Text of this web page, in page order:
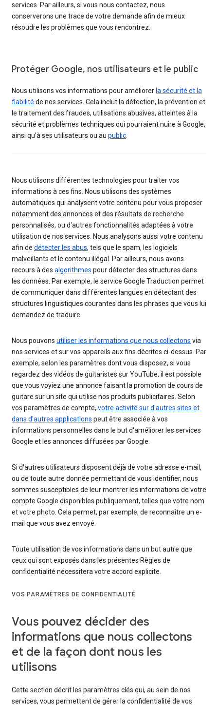
services. Par ailleurs, si vous nous contactez, nous
conserverons une trace de votre demande afin de mieux
résoudre les problèmes que vous rencontrez.
Protéger Google, nos utilisateurs et le public
Nous utilisons vos informations pour améliorer la sécurité et la
fiabilité de nos services. Cela inclut la détection, la prévention et
le traitement des fraudes, utilisations abusives, atteintes à la
sécurité et problèmes techniques qui pourraient nuire à Google,
ainsi qu'à ses utilisateurs ou au public
Nous utilisons différentes technologies pour traiter vos
informations à ces fins. Nous utilisons des systèmes
automatiques qui analysent votre contenu pour vous proposer
notamment des annonces et des résultats de recherche
personnalisés, ou d'autres fonctionnalités adaptées à votre
utilisation de nos services. Nous analysons aussi votre contenu
afin de détecter les abus, tels que le spam, les logiciels
malveillants et le contenu illégal. Par ailleurs, nous avons
recours à des algorithmes pour détecter des structures dans
les données. Par exemple, le service Google Traduction permet
de communiquer dans différentes langues en détectant des
structures linguistiques courantes dans les phrases que vous lui
demandez de traduire.
Nous pouvons utiliser les informations que nous collectons via
nos services et sur vos appareils aux fins décrites ci-dessus. Par
exemple, selon les paramètres dont vous disposez, si vous
regardez des vidéos de guitaristes sur YouTube, il est possible
que vous voyiez une annonce faisant la promotion de cours de
guitare sur un site qui utilise nos produits publicitaires. Selon
vos paramètres de compte, votre activité sur d'autres sites et
dans d'autres applications peut être associée à vos
informations personnelles dans le but d'améliorer les services
Google et les annonces diffusées par Google.
Si d'autres utilisateurs disposent déjà de votre adresse e-mail,
ou de toute autre donnée permettant de vous identifier, nous
sommes susceptibles de leur montrer les informations de votre
compte Google disponibles publiquement, telles que votre nom
et votre photo. Cela permet, par exemple, de reconnaître un e-
mail que vous avez envoyé.
Toute utilisation de vos informations dans un but autre que
ceux qui sont exposés dans les présentes Règles de
confidentialité nécessitera votre accord explicite.
VOS PARAMÈTRES DE CONFIDENTIALITÉ
Vous pouvez décider des
informations que nous collectons
et de la façon dont nous les
utilisons
Cette section décrit les paramètres clés qui, au sein de nos
services, vous permettent de gérer la confidentialité de vos